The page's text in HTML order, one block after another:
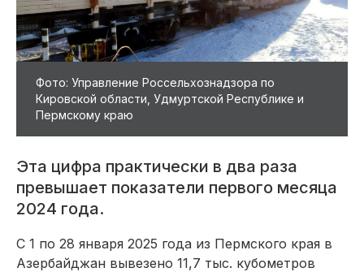
Фото: Управление Россельхознадзора по
Кировской области, Удмуртской Республике и
Пермскому краю
Эта цифра практически в два раза
превышает показатели первого месяца
2024 года.
С 1 по 28 января 2025 года из Пермского края в
Азербайджан вывезено 11,7 тыс. кубометров